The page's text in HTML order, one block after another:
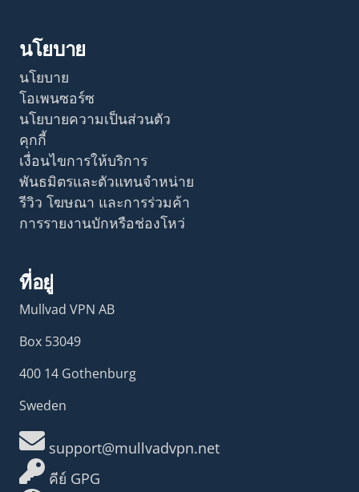
นโยบาย
นโยบาย
โอเพนซอร์ซ
นโยบายความเป็นส่วนตัว
คุกกี้
เงื่อนไขการให้บริการ
พันธมิตรและตัวแทนจำหน่าย
รีวิว โฆษณา และการร่วมค้า
การรายงานบักหรือช่องโหว่
ที่อยู่
Mullvad VPN AB
Box 53049
400 14 Gothenburg
Sweden
support@mullvadvpn.net
คีย์ GPG